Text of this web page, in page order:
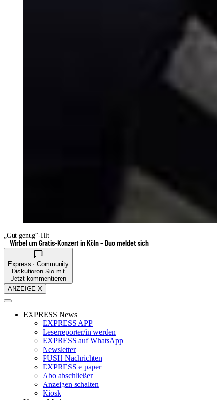
„Gut genug“-Hit
Wirbel um Gratis-Konzert in Köln – Duo meldet sich
Express · Community
Diskutieren Sie mit
Jetzt kommentieren
ANZEIGE X
EXPRESS News
EXPRESS APP
Leserreporter/in werden
EXPRESS auf WhatsApp
Newsletter
PUSH Nachrichten
EXPRESS e-paper
Abo abschließen
Anzeigen schalten
Kiosk